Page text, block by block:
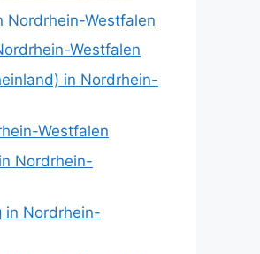
Nordrhein-Westfalen
Westfalen
in Nordrhein-
Westfalen
Nordrhein-
in Nordrhein-